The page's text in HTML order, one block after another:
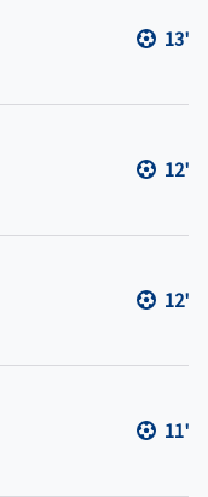
13'
12'
12'
11'